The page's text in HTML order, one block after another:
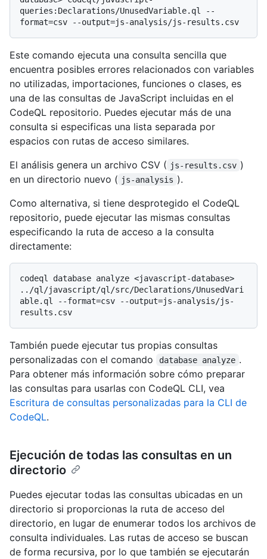
queries:Declarations/UnusedVariable.ql --
Este comando ejecuta una consulta sencilla que
encuentra posibles errores relacionados con variables
no utilizadas, importaciones, funciones o clases, es
una de las consultas de JavaScript incluidas en el
CodeQL repositorio. Puedes ejecutar más de una
consulta si especificas una lista separada por
espacios con rutas de acceso similares.
El análisis genera un archivo CSV ( js-results.csv )
en un directorio nuevo ( js-analysis ).
Como alternativa, si tiene desprotegido el CodeQL
repositorio, puede ejecutar las mismas consultas
especificando la ruta de acceso a la consulta
directamente:
codeql database analyze <javascript-database>
../ql/javascript/ql/src/Declarations/UnusedVari
able.ql --format=csv --output=js-analysis/js-
También puede ejecutar tus propias consultas
personalizadas con el comando
database analyze .
Para obtener más información sobre cómo preparar
las consultas para usarlas con CodeQL CLI, vea
Escritura de consultas personalizadas para la CLI de
CodeQL.
Ejecución de todas las consultas en un
directorio
Puedes ejecutar todas las consultas ubicadas en un
directorio si proporcionas la ruta de acceso del
directorio, en lugar de enumerar todos los archivos de
consulta individuales. Las rutas de acceso se buscan
de forma recursiva, por lo que también se ejecutarán